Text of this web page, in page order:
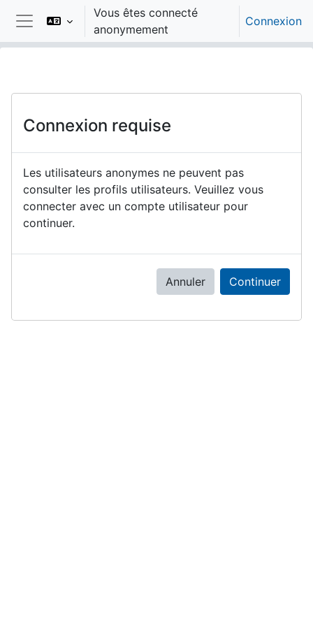
Passer au contenu principal
Panneau latéral
Vous êtes connecté
anonymement
Connexion
Connexion requise
Les utilisateurs anonymes ne peuvent pas
consulter les profils utilisateurs. Veuillez vous
connecter avec un compte utilisateur pour
continuer.
Annuler Continuer